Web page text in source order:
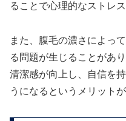
ることで心理的なストレ
また、腹毛の濃さによっ
る問題が生じることがあ
清潔感が向上し、自信を
うになるというメリットが